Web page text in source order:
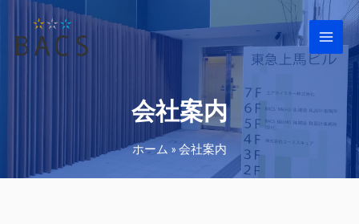
会社案内
ホーム » 会社案内